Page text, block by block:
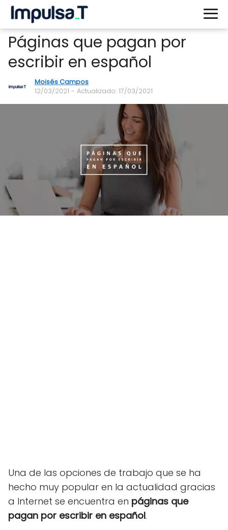
Páginas que pagan por
escribir en español
Moisés Campos
12/03/2021 - Actualizado: 17/03/2021
Una de las opciones de trabajo que se ha
hecho muy popular en la actualidad gracias
a Internet se encuentra en páginas que
pagan por escribir en español.